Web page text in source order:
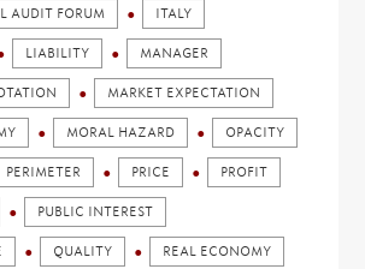
AUDIT FORUM ITALY
LIABILITY MANAGER
MARKET EXPECTATION
MORAL HAZARD OPACITY
PERIMETER PRICE PROFIT
PUBLIC INTEREST
QUALITY REAL ECONOMY